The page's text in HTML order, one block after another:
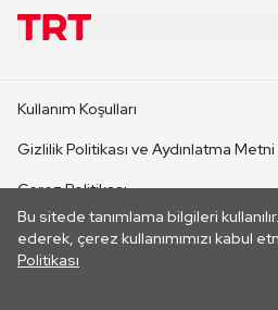
Bu sitede tanımlama bilgileri
ederek, çerez kullanımımızı kabul
Politikası
CANLI YAYINLAR
Kullanım Koşulları
Gizlilik Politikası ve Aydınlatma Metni
Çerez Politikası
İletişim
Her hakkı saklıdır. ©2026 TRT.